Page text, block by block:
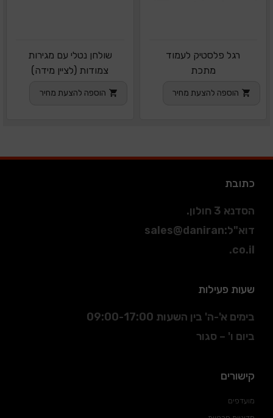
רגל פלסטיק לעמוד
מתכת
הוספה להצעת מחיר
שולחן נטלי עם מגירות
צמודות (לציין מידה)
הוספה להצעת מחיר
כתובת
הסדנא 3 חולון.
דוא"ל:
sales@daniran
.co.il
שעות פעילות
בימים א'-ה' בין השעות 09:00-17:00
ביום ו' – סגור
קישורים
מועדפים